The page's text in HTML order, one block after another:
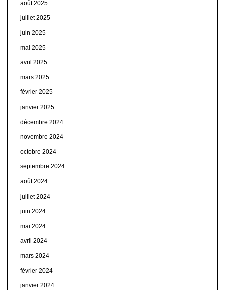
août 2025
juillet 2025
juin 2025
mai 2025
avril 2025
mars 2025
février 2025
janvier 2025
décembre 2024
novembre 2024
octobre 2024
septembre 2024
août 2024
juillet 2024
juin 2024
mai 2024
avril 2024
mars 2024
février 2024
janvier 2024